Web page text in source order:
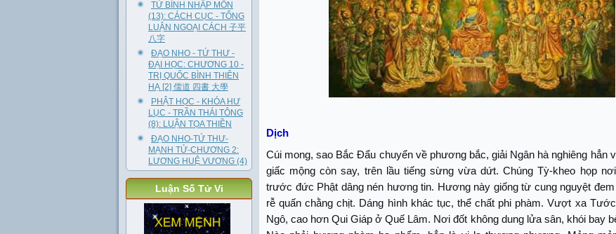
TỬ BÌNH NHẬP MÔN
(13): CÁCH CỤC - TỔNG
LUẬN NGOẠI CÁCH 子平
八字
ĐẠO NHO - TỨ THƯ -
ĐẠI HỌC: CHƯƠNG 10 -
TRỊ QUỐC BÌNH THIÊN
HẠ [2] 儒道 四書 大學
PHẬT HỌC - KHÓA HƯ
LỤC - TRẦN THÁI TÔNG
(8): LUẬN TỌA THIỀN
ĐẠO NHO-TỨ THƯ-
MẠNH TỬ-CHƯƠNG 2:
LƯƠNG HUỆ VƯƠNG (4)
Luận Số Tử Vi
Dịch
Cúi mong, sao Bắc Đẩu chuyển về phương bắc, giải Ngân hà nghiêng hẳn
giấc mộng còn say, trên lầu tiếng sừng vừa dứt. Chúng Tỳ-kheo họp
trước đức Phật dâng nén hương tin. Hương này giống từ cung nguyệt đem
rễ quấn chằng chịt. Dáng hình khác tục, thể chất phi phàm. Vượt xa
Ngô, cao hơn Qui Giáp ở Quế Lâm. Nơi đốt không dung lửa sân, khói bay